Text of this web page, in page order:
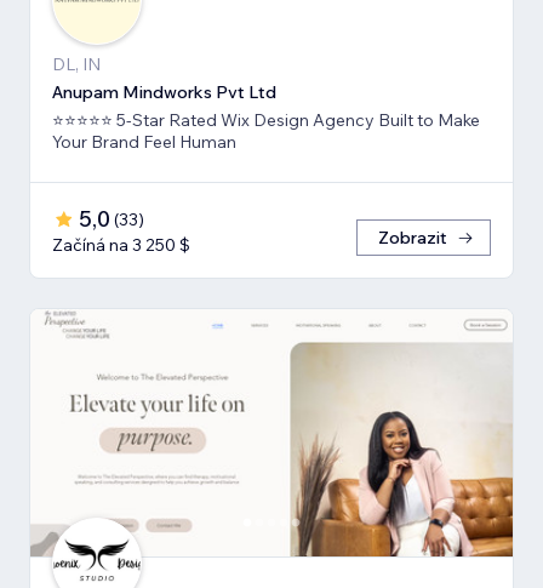
DL, IN
Anupam Mindworks Pvt Ltd
⭐⭐⭐⭐⭐ 5-Star Rated Wix Design Agency Built to Make
Your Brand Feel Human
5,0 (33)
Začíná na 3 250 $
Zobrazit